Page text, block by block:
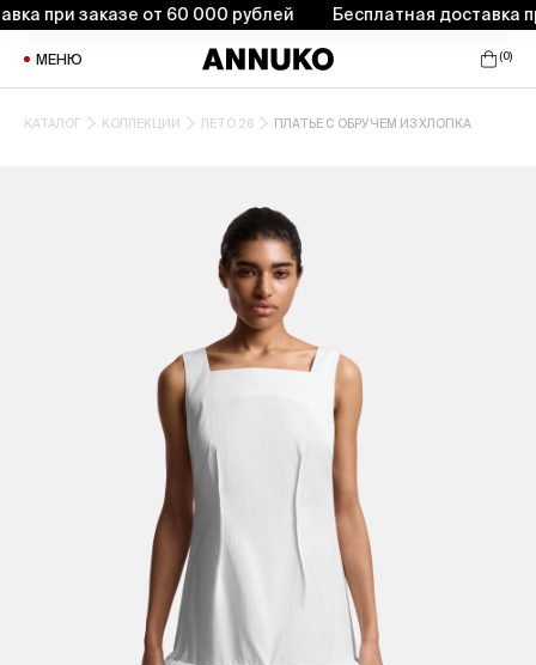
при заказе от 60 000 рублей Бесплатная доставка
МЕНЮ (0)
КАТАЛОГ КОЛЛЕКЦИИ ЛЕТО 26 ПЛАТЬЕ С ОБРУЧЕМ ИЗ ХЛОПКА